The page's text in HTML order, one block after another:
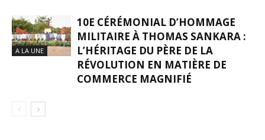
A LA UNE
10E CÉRÉMONIAL D’HOMMAGE
MILITAIRE À THOMAS SANKARA :
L’HÉRITAGE DU PÈRE DE LA
RÉVOLUTION EN MATIÈRE DE
COMMERCE MAGNIFIÉ